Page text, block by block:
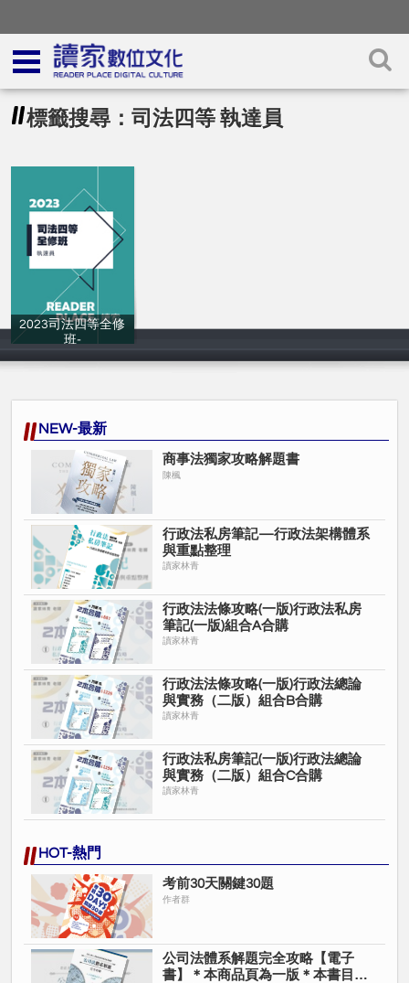
標籤搜尋：司法四等 執達員
2023司法四等全修
班-
讀家補習班
NEW-最新
商事法獨家攻略解題書
陳楓
行政法私房筆記—行政法架構體系
與重點整理
讀家林青
行政法法條攻略(一版)行政法私房
筆記(一版)組合A合購
讀家林青
行政法法條攻略(一版)行政法總論
與實務（二版）組合B合購
讀家林青
行政法私房筆記(一版)行政法總論
與實務（二版）組合C合購
讀家林青
HOT-熱門
考前30天關鍵30題
作者群
公司法體系解題完全攻略【電子
書】＊本商品頁為一版＊本書目前